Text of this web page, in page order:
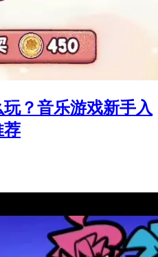
玩？音乐游戏新手入
荐